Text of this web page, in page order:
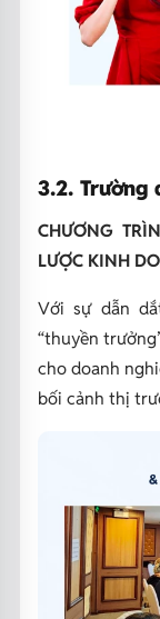
3.2. Trường
CHƯƠNG
LƯỢC KINH
Với sự dẫn
“thuyền
cho doanh
bối cảnh thị